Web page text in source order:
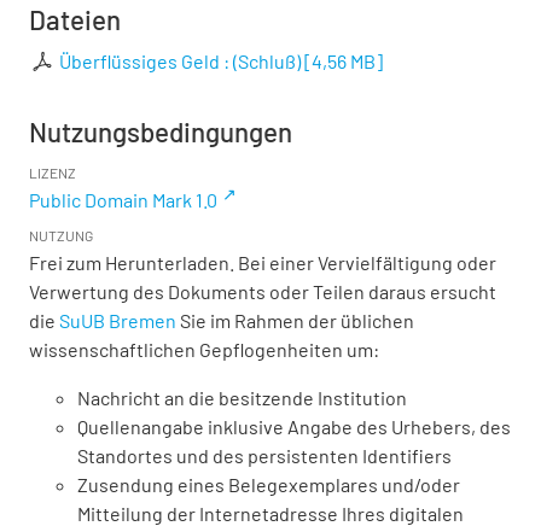
Dateien
Überflüssiges Geld : (Schluß)[4,56 MB]
Nutzungsbedingungen
LIZENZ
Public Domain Mark 1.0
NUTZUNG
Frei zum Herunterladen. Bei einer Vervielfältigung oder
Verwertung des Dokuments oder Teilen daraus ersucht
die SuUB Bremen Sie im Rahmen der üblichen
wissenschaftlichen Gepflogenheiten um:
Nachricht an die besitzende Institution
Quellenangabe inklusive Angabe des Urhebers, des
Standortes und des persistenten Identifiers
Zusendung eines Belegexemplares und/oder
Mitteilung der Internetadresse Ihres digitalen